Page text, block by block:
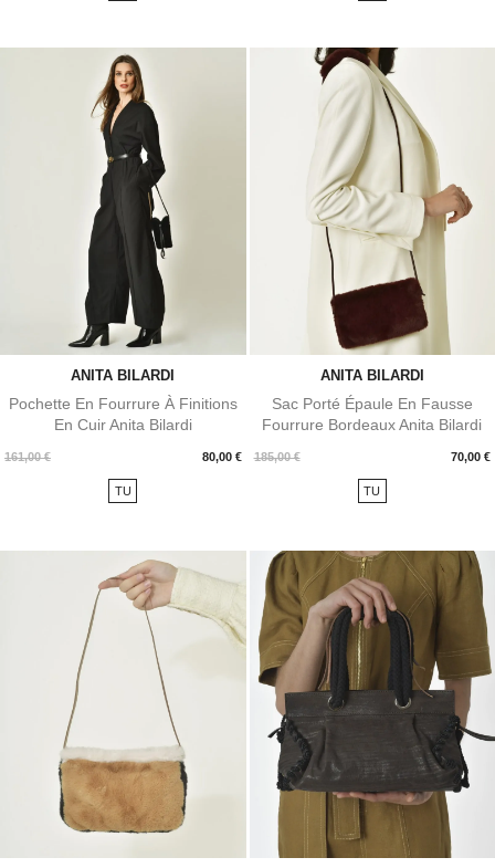
ANITA BILARDI
Pochette En Fourrure À Finitions
En Cuir Anita Bilardi
161,00 € 80,00 €
Prix
TU
ANITA BILARDI
Sac Porté Épaule En Fausse
Fourrure Bordeaux Anita Bilardi
185,00 € 70,00 €
Prix
TU